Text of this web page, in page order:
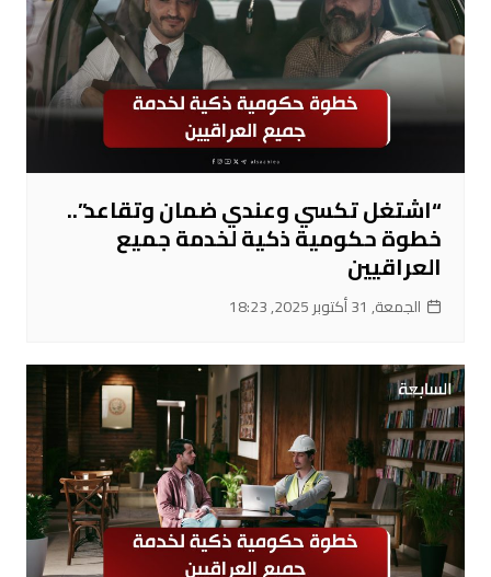
“اشتغل تكسي وعندي ضمان وتقاعد”..
خطوة حكومية ذكية لخدمة جميع
العراقيين
الجمعة, 31 أكتوبر 2025, 18:23